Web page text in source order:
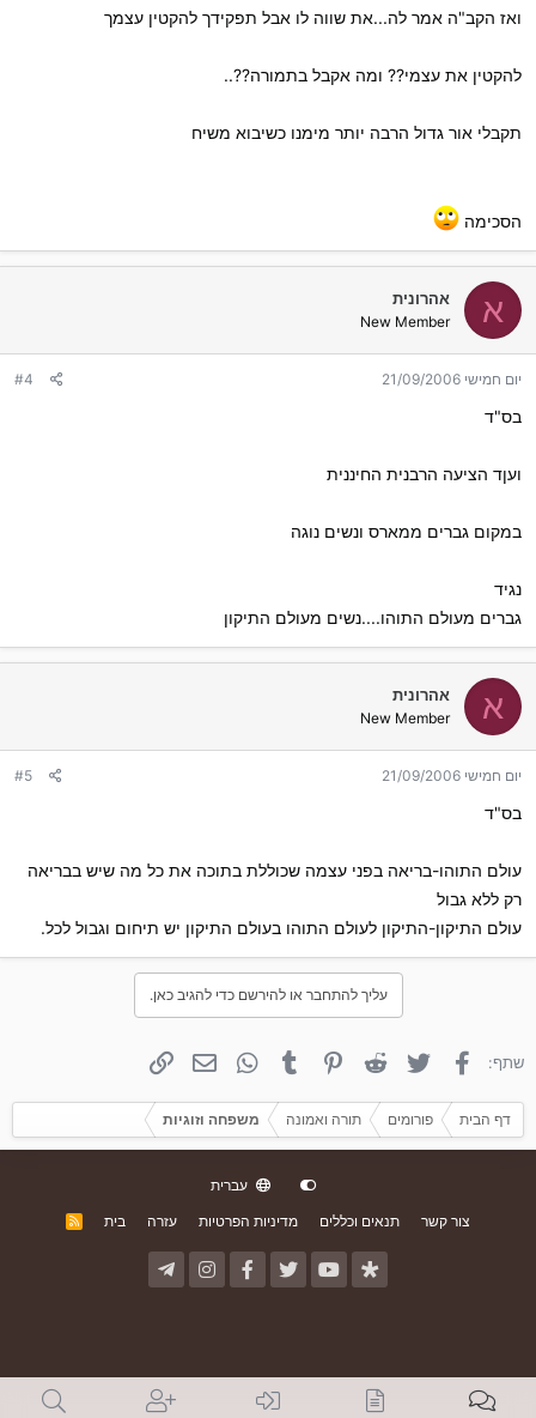
ואז הקב"ה אמר לה...את שווה לו אבל תפקידך להקטין עצמך
להקטין את עצמי?? ומה אקבל בתמורה??..
תקבלי אור גדול הרבה יותר מימנו כשיבוא משיח
הסכימה
א אהרונית
New Member
יום חמישי 21/09/2006 #4
בס"ד
ועןד הציעה הרבנית החיננית
במקום גברים ממארס ונשים נוגה
נגיד
גברים מעולם התוהו....נשים מעולם התיקון
א אהרונית
New Member
יום חמישי 21/09/2006 #5
בס"ד
עולם התוהו-בריאה בפני עצמה שכוללת בתוכה את כל מה שיש בבריאה
רק ללא גבול
עולם התיקון-התיקון לעולם התוהו בעולם התיקון יש תיחום וגבול לכל.
עליך להתחבר או להירשם כדי להגיב כאן.
שתף: פייסבוק טוויטר Reddit פינטרסט Tumblr
WhatsApp
אימייל
דף הבית פורומים תורה ואמונה משפחה וזוגיות
עברית
צור קשר
תנאים וכללים מדיניות הפרטיות עזרה בית
R